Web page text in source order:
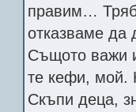
правим…
отказваме да
Същото важи
те кефи, мой.
Скъпи деца,